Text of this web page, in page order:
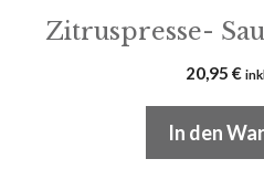
Zitruspresse-
20,95 €
In den